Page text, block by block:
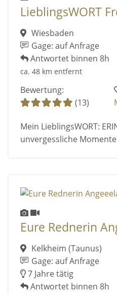
LieblingsWORT
Wiesbaden
Gage: auf Anfrage
Antwortet binnen 8h
ca. 48 km entfernt
Bewertung:
(13)
Mein LieblingsWORT:
unvergessliche Momente
Eure Rednerin
Kelkheim (Taunus)
Gage: auf Anfrage
7 Jahre tätig
Antwortet binnen 8h